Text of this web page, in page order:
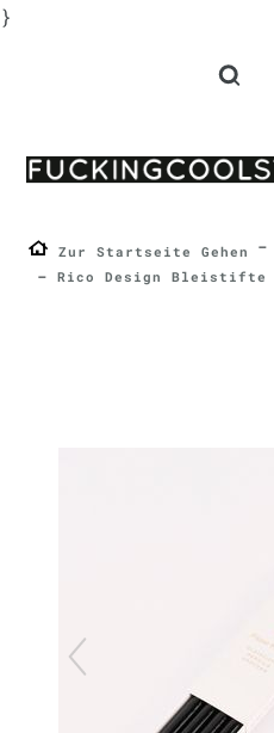
}
Zur Startseite Gehen
Rico Design Bleistifte